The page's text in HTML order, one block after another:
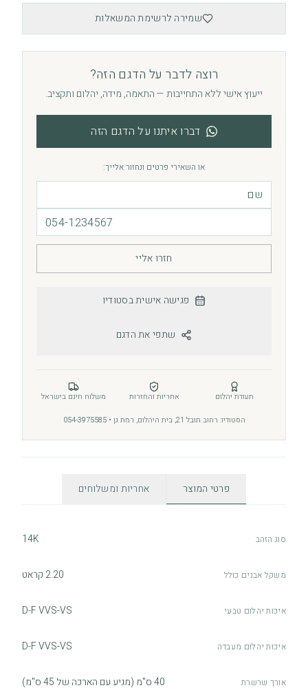
שמירה לרשימת המשאלות
רוצה לדבר על הדגם הזה?
ייעוץ אישי ללא התחייבות — התאמה, מידה, יהלום ותקציב.
דברו איתנו על הדגם הזה
או השאירי פרטים ונחזור אלייך:
חזרו אליי
פגישה אישית בסטודיו
שתפי את הדגם
תעודת יהלום אחריות והחזרות
משלוח חינם בישראל
הסטודיו: רחוב תובל 21, בית היהלום, רמת גן • 054-3975585
פרטי המוצר אחריות ומשלוחים
סוג הזהב 14K
משקל אבנים כולל 2.20 קראט
איכות יהלום טבעי D-F VVS-VS
איכות יהלום מעבדה D-F VVS-VS
אורך שרשרת 40 ס"מ (מגיע עם הארכה של 45 ס"מ)